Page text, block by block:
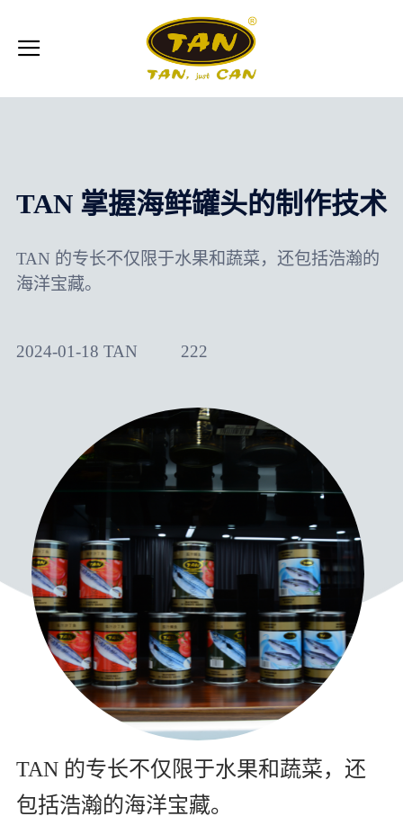
TAN 掌握海鲜罐头的制作技术
TAN 的专长不仅限于水果和蔬菜，还包括浩瀚的
海洋宝藏。
2024-01-18 TAN 222
TAN 的专长不仅限于水果和蔬菜，还
包括浩瀚的海洋宝藏。